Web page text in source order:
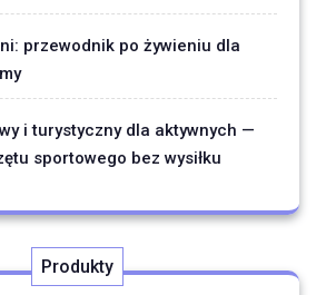
przewodnik po żywieniu dla
i turystyczny dla aktywnych —
sportowego bez wysiłku
Produkty